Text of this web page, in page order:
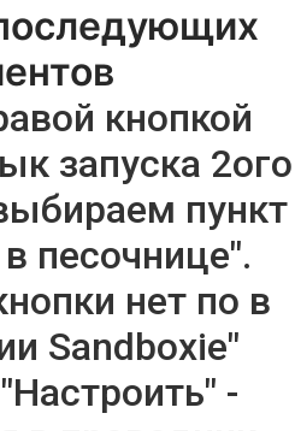
кнопкой
запуска 2ого
пункт
песочнице".
нет по в
Sandboxie"
-